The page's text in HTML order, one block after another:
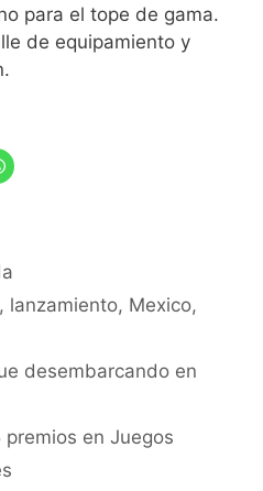
para el tope de gama.
de equipamiento y
, lanzamiento, Mexico,
desembarcando en
en Juegos